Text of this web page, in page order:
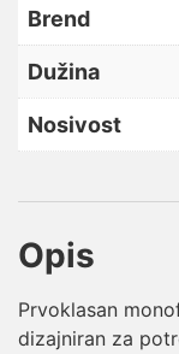
Brend
Dužina
Nosivost
Opis
Prvoklasan
dizajniran za